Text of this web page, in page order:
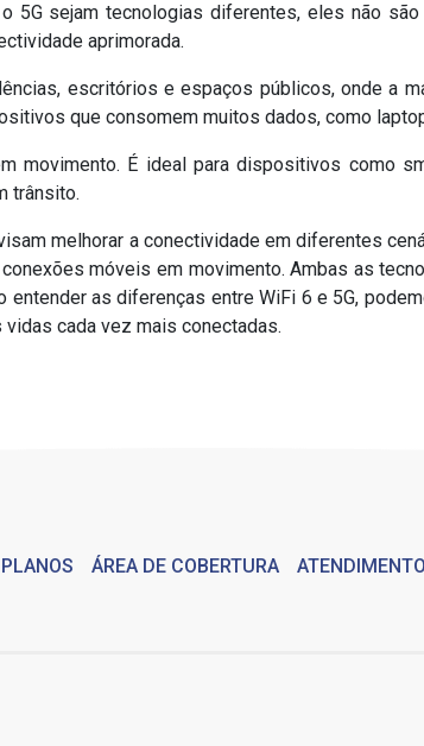
5G sejam tecnologias diferentes, eles não
aprimorada.
escritórios e espaços públicos, onde a
que consomem muitos dados, como
movimento. É ideal para dispositivos como
trânsito.
melhorar a conectividade em diferentes
móveis em movimento. Ambas as
as diferenças entre WiFi 6 e 5G,
cada vez mais conectadas.
PLANOS ÁREA DE COBERTURA ATENDIMENTO